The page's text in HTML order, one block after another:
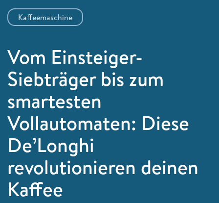
Kaffeemaschine
Vom Einsteiger-
Siebträger bis zum
smartesten
Vollautomaten: Diese
De’Longhi
revolutionieren deinen
Kaffee